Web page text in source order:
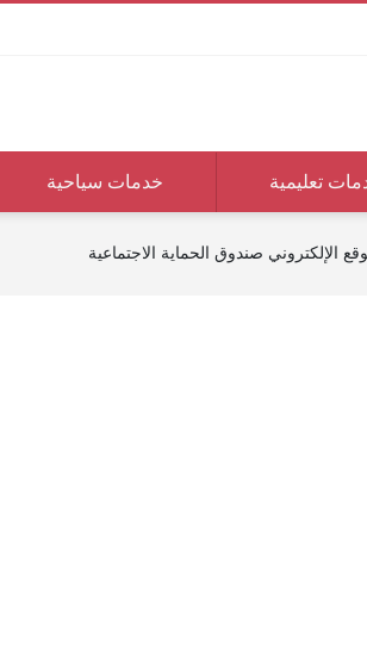
تعليمية خدمات سياحية
الإلكتروني صندوق الحماية الاجتماعية